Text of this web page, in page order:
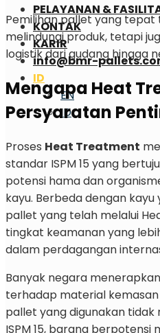
PELAYANAN &
KONTAK
KARIR
info@bmr-
ID
EN
ID
Pemilihan pallet yang
melindungi produk, tetapi
logistik dari gudang hingga
Mengapa Heat
Persyaratan
Proses Heat Treatment
standar ISPM 15 yang
potensi hama dan
kayu. Berbeda dengan
pallet yang telah melalui
tingkat keamanan yang
dalam perdagangan
Banyak negara
terhadap material
pallet yang digunakan
ISPM 15, barang